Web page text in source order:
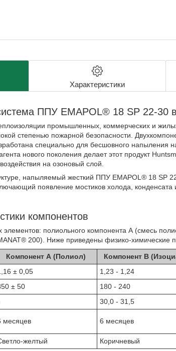
Характеристики
ППУ EMAPOL® 18 SP 22-30
промышленных, коммерческих и
степенью пожарной безопасности.
специально для бесшовного напыления
нового поколения делает этот продукт
на озоновый слой.
напыляемый жесткий ППУ EMAPOL® 18 SP
появление мостиков холода, конденсата
компонентов
элементов: полиольного компонента А (смесь
200). Ниже приведены физико-химические
Компонент А (Полиол) Компонент В
± 0,05 1,23 - 1,24
± 50 180 - 240
30,0 - 31,5
месяцев 6 месяцев
желтый Коричневый